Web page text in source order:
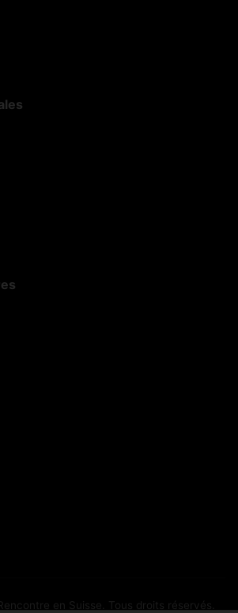
en Suisse. Tous droits réservés.